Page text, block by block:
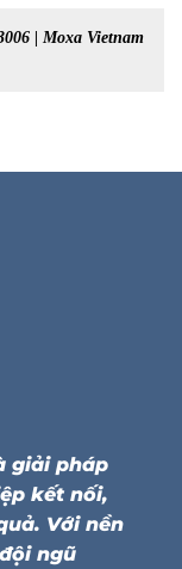
| Moxa Vietnam
giải pháp
kết nối,
Với nền
ngũ